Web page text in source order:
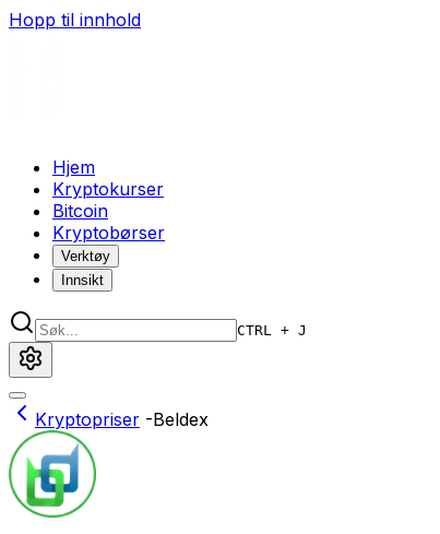
Hopp til innhold
Hjem
Kryptokurser
Bitcoin
Kryptobørser
Verktøy
Innsikt
CTRL + J
Kryptopriser -Beldex